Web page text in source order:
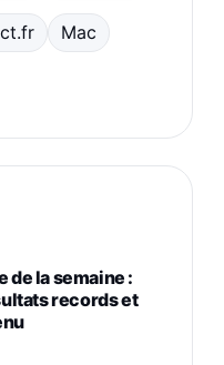
Mac
de la semaine :
records et